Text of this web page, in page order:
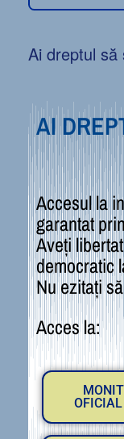
Ai dreptul să
AI
Accesul la
garantat
Aveți
democratic
Nu ezitați
Acces la: